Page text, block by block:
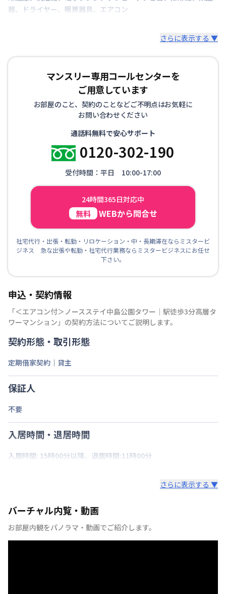
器、 ドライヤー、 暖房器具、 エアコン
さらに表示する ▼
マンスリー専用コールセンターを
ご用意しています
お部屋のこと、契約のことなどご不明点はお気軽に
お問い合わせください
通話料無料で安心サポート
0120-302-190
受付時間：平日 10:00-17:00
24時間365日対応中
無料 WEBから問合せ
社宅代行・出張・転勤・リロケーション・中・長期滞在ならミスタービ
ジネス 急な出張や転勤・社宅代行業務ならミスタービジネスにお任せ
下さい。
申込・契約情報
「＜エアコン付＞ノースステイ中島公園タワー｜駅徒歩3分高層タ
ワーマンション 」の契約方法についてご説明します。
契約形態・取引形態
定期借家契約｜貸主
保証人
不要
入居時間・退居時間
入居時間: 15時00分以降、退居時間:11時00分
さらに表示する ▼
バーチャル内覧・動画
お部屋内観をパノラマ・動画でご紹介します。